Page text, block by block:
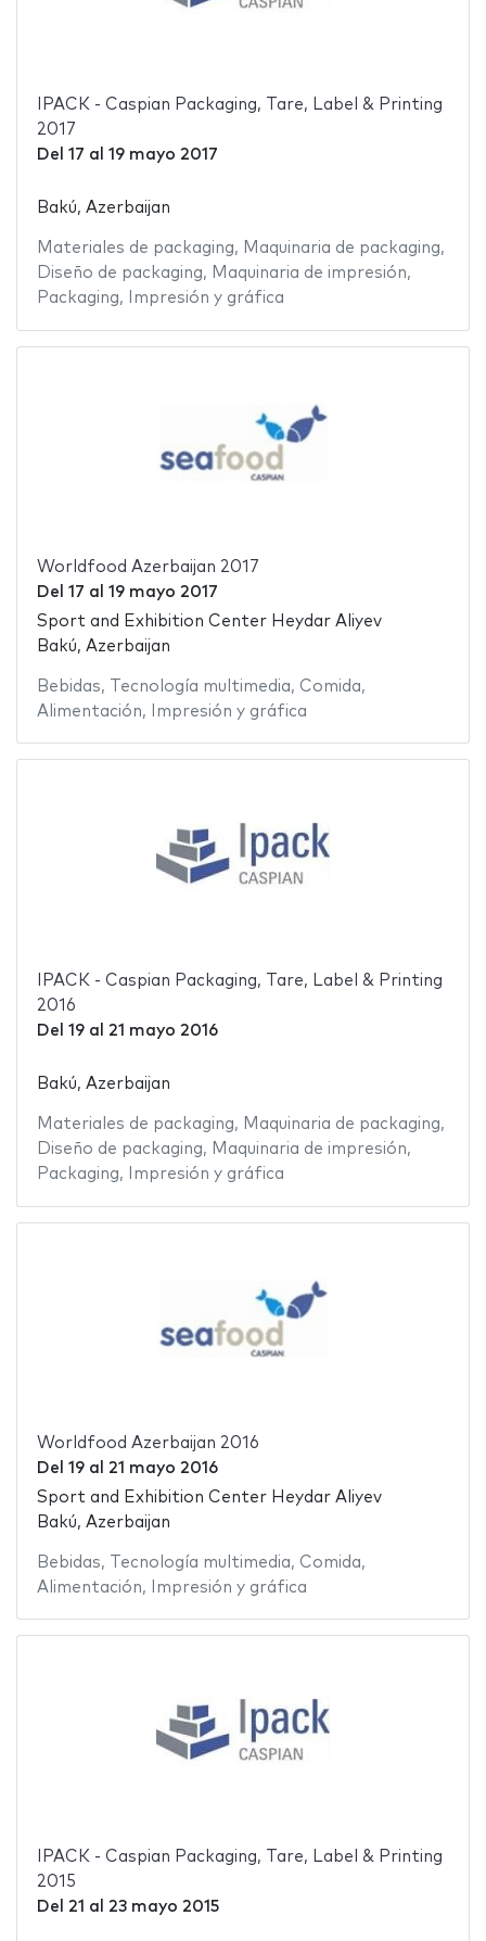
IPACK - Caspian Packaging, Tare, Label & Printing
2017
Del 17 al 19 mayo 2017
Bakú, Azerbaijan
Materiales de packaging, Maquinaria de packaging,
Diseño de packaging, Maquinaria de impresión,
Packaging, Impresión y gráfica
Worldfood Azerbaijan 2017
Del 17 al 19 mayo 2017
Sport and Exhibition Center Heydar Aliyev
Bakú, Azerbaijan
Bebidas, Tecnología multimedia, Comida,
Alimentación, Impresión y gráfica
IPACK - Caspian Packaging, Tare, Label & Printing
2016
Del 19al 21 mayo 2016
Bakú, Azerbaijan
Materiales de packaging, Maquinaria de packaging,
Diseño de packaging, Maquinaria de impresión,
Packaging, Impresión y gráfica
Worldfood Azerbaijan 2016
Del 19al 21 mayo 2016
Sport and Exhibition Center Heydar Aliyev
Bakú, Azerbaijan
Bebidas, Tecnología multimedia, Comida,
Alimentación, Impresión y gráfica
IPACK - Caspian Packaging, Tare, Label & Printing
2015
Del 21 al 23 mayo 2015